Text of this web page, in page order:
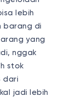
lebih
barang di
yang
nggak
stok
dari
jadi lebih